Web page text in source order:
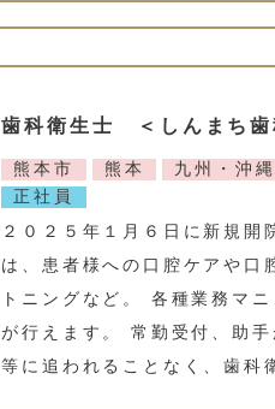
歯科衛生士 ＜しんまち歯
熊本市 熊本 九州・沖縄
正社員
２０２５年１月６日に新規開
は、患者様への口腔ケアや口
トニングなど。 各種業務マ
が行えます。 常勤受付、助
等に追われることなく、歯科